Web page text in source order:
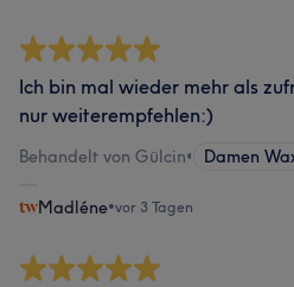
Ich bin mal wieder mehr als
nur weiterempfehlen:)
Behandelt von Gülcin• Damen
Madléne•vor 3 Tagen